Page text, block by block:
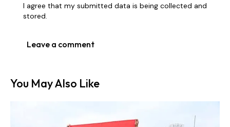
I agree that my submitted data is being collected and
stored.
You May Also Like